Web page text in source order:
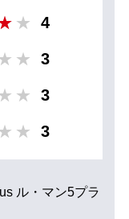
4
3
3
3
ル・マン5プラ